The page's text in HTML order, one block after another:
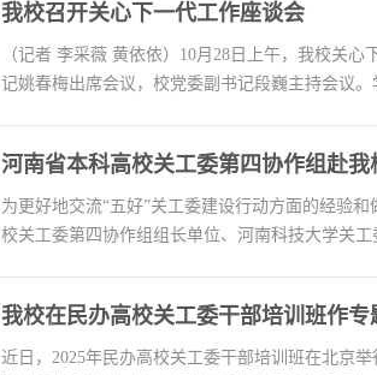
我校召开关心下一代工作座谈会
（记者 李采薇 黄依依）10月28日上午，我校关
记姚春梅出席会议，校党委副书记段巍主持会议
河南省本科高校关工委第四协作组赴
为更好地交流“五好”关工委建设行动方面的经验
校关工委第四协作组组长单位、河南科技大学关
我校在民办高校关工委干部培训班作专
近日，2025年民办高校关工委干部培训班在北京